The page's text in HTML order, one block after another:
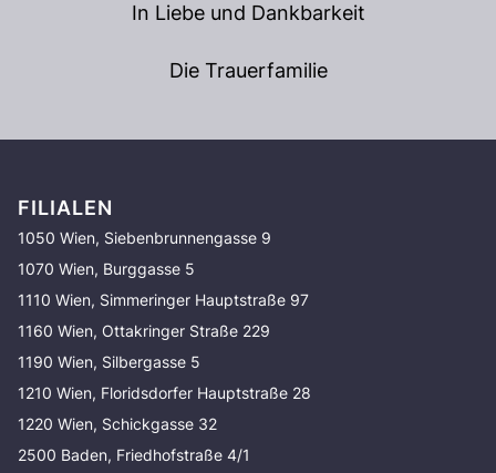
In Liebe und Dankbarkeit
Die Trauerfamilie
FILIALEN
1050 Wien, Siebenbrunnengasse 9
1070 Wien, Burggasse 5
1110 Wien, Simmeringer Hauptstraße 97
1160 Wien, Ottakringer Straße 229
1190 Wien, Silbergasse 5
1210 Wien, Floridsdorfer Hauptstraße 28
1220 Wien, Schickgasse 32
2500 Baden, Friedhofstraße 4/1